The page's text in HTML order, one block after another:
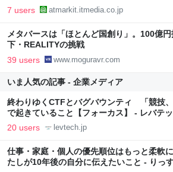
7 users atmarkit.itmedia.co.jp
メタバースは「ほとんど国創り」。100億
下・REALITYの挑戦
39 users www.moguravr.com
いま人気の記事 - 企業メディア
終わりゆくCTFとバグバウンティ 「競技、
で起きていること【フォーカス】 - レバテ
20 users levtech.jp
仕事・家庭・個人の優先順位はもっと柔軟
たしが10年後の自分に伝えたいこと - りっ